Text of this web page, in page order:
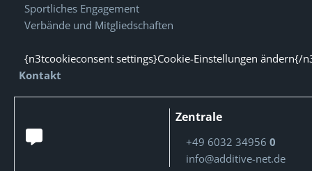
Sportliches Engagement
Verbände und Mitgliedschaften
{n3tcookieconsent settings}Cookie-Einstellungen ändern{/
Kontakt
Zentrale
+49 6032 349560
info@additive-net.de